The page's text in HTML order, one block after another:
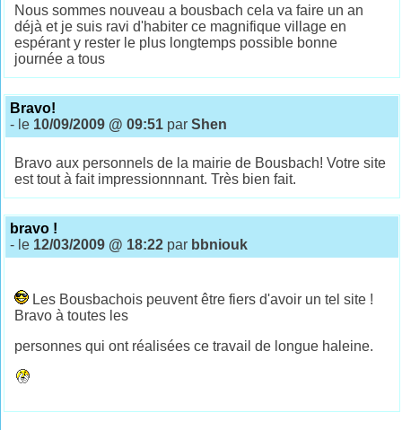
Nous sommes nouveau a bousbach cela va faire un an
déjà et je suis ravi d'habiter ce magnifique village en
espérant y rester le plus longtemps possible bonne
journée a tous
Bravo!
- le 10/09/2009 @ 09:51 parShen
Bravo aux personnels de la mairie de Bousbach! Votre site
est tout à fait impressionnnant. Très bien fait.
bravo !
- le 12/03/2009 @ 18:22 par bbniouk
Les Bousbachois peuvent être fiers d'avoir un tel site !
Bravo à toutes les
personnes qui ont réalisées ce travail de longue haleine.